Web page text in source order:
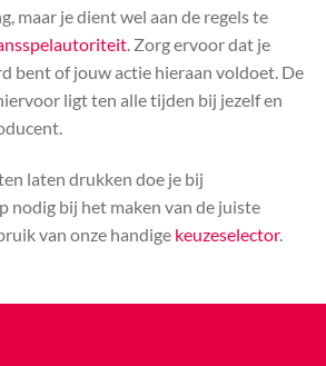
maar je dient wel aan de regels te
. Zorg ervoor dat je
bent of jouw actie hieraan voldoet. De
ligt ten alle tijden bij jezelf en
laten drukken doe je bij
nodig bij het maken van de juiste
van onze handige keuzeselector.